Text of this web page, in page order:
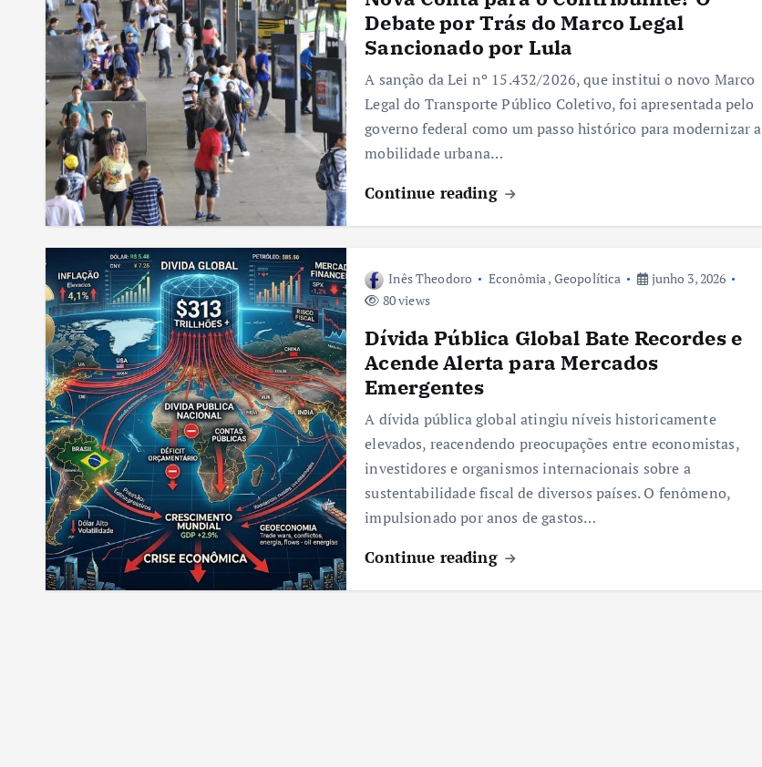
Debate por Trás do Marco Legal
Sancionado por Lula
A sanção da Lei nº 15.432/2026, que institui o novo Marco
Legal do Transporte Público Coletivo, foi apresentada pelo
governo federal como um passo histórico para modernizar a
mobilidade urbana…
Continue reading
Inês Theodoro Econômia, Geopolítica
junho 3, 2026
80 views
Dívida Pública Global Bate Recordes e
Acende Alerta para Mercados
Emergentes
A dívida pública global atingiu níveis historicamente
elevados, reacendendo preocupações entre economistas,
investidores e organismos internacionais sobre a
sustentabilidade fiscal de diversos países. O fenômeno,
impulsionado por anos de gastos…
Continue reading